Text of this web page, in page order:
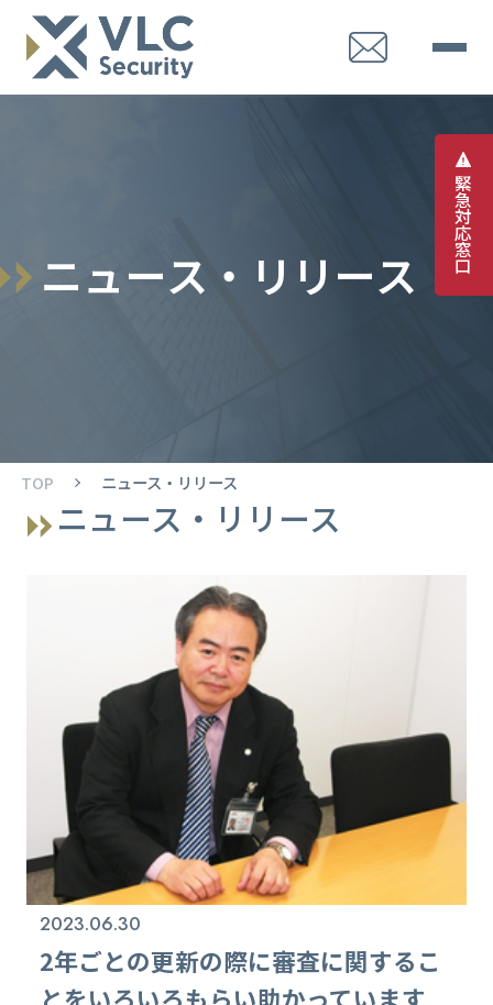
緊
急
対
応
窓
口
ニュース ・ リ リ ース
TOP ニュース・リリース
ニュース・リリース
2023.06.30
2年ごとの更新の際に審査に関するこ
とをいろいろもらい助かっています